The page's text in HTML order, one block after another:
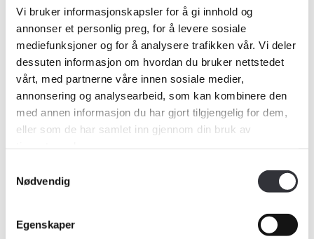
Vi bruker informasjonskapsler for å gi innhold og
annonser et personlig preg, for å levere sosiale
mediefunksjoner og for å analysere trafikken vår. Vi deler
dessuten informasjon om hvordan du bruker nettstedet
vårt, med partnerne våre innen sosiale medier,
annonsering og analysearbeid, som kan kombinere den
med annen informasjon du har gjort tilgjengelig for dem,
eller som de har samlet inn gjennom din bruk av
Nødvendig
Egenskaper
Vedtekter
Vedtektene regulerer forholdet mellom
organisasjonen på den ene siden og det
enkelte medlemsforetak og den enkelte
takstingeniør på den andre. Det vil i
hovedsak bety at medlemsforetaket eller
takstingeniørens «status» i forhold til Norsk
takst, sertifikater for ulike områder,
fullmektigordninger og lignende, reguleres i